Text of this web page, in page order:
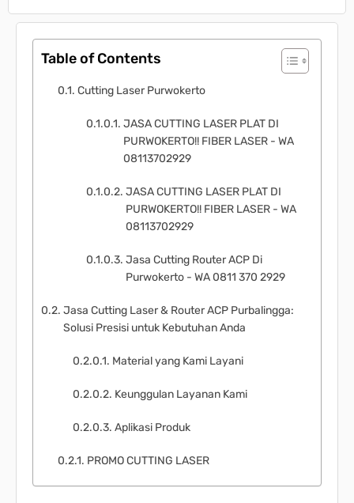
Table of Contents
Cutting Laser Purwokerto
JASA CUTTING LASER PLAT DI
PURWOKERTO!! FIBER LASER - WA
08113702929
JASA CUTTING LASER PLAT DI
PURWOKERTO!! FIBER LASER - WA
08113702929
Jasa Cutting Router ACP Di
Purwokerto - WA 0811 370 2929
Jasa Cutting Laser & Router ACP Purbalingga:
Solusi Presisi untuk Kebutuhan Anda
Material yang Kami Layani
Keunggulan Layanan Kami
Aplikasi Produk
PROMO CUTTING LASER